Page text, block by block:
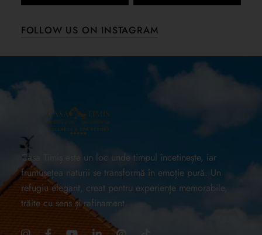
FOLLOW US ON INSTAGRAM
Casa Timiș este un loc unde timpul încetinește, iar
frumusețea naturii se transformă în emoție pură. Un
refugiu elegant, creat pentru experiențe memorabile,
trăite cu sens și rafinament.